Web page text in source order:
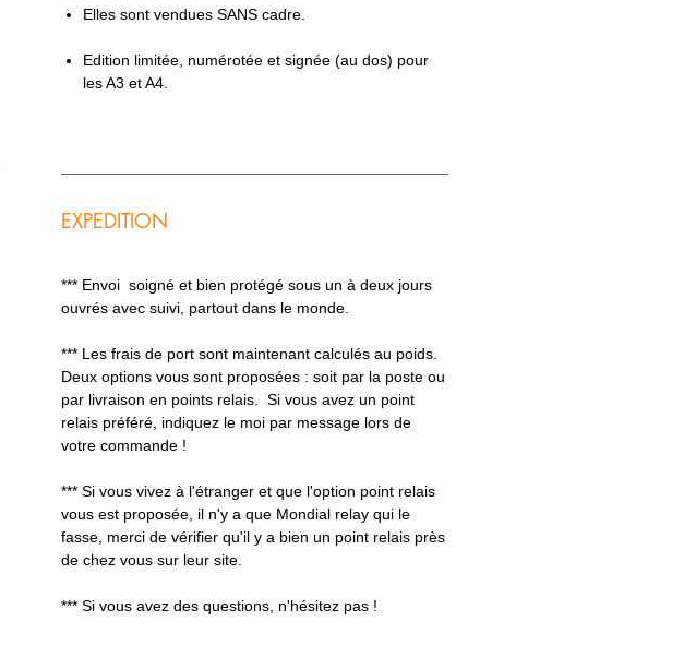
Elles sont vendues SANS cadre.
Edition limitée, numérotée et signée (au dos) pour
les A3 et A4.
EXPEDITION
*** Envoi soigné et bien protégé sous un à deux jours
ouvrés avec suivi, partout dans le monde.
*** Les frais de port sont maintenant calculés au poids.
Deux options vous sont proposées : soit par la poste ou
par livraison en points relais. Si vous avez un point
relais préféré, indiquez le moi par message lors de
votre commande !
*** Si vous vivez à l'étranger et que l'option point relais
vous est proposée, il n'y a que Mondial relay qui le
fasse, merci de vérifier qu'il y a bien un point relais près
de chez vous sur leur site.
*** Si vous avez des questions, n'hésitez pas !